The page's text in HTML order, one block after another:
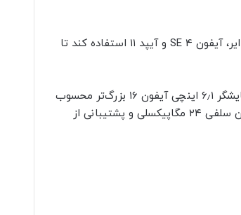
اپل قصد دارد به‌صورت آزمایشی از مودم 5G اختصاصی خود در آیفون ۱۷ ایر، آیفون SE 4 و آیپد ۱۱ استفاده کند تا
ممکن است آیفون ۱۷ دارای نمایشگری به اندازه‌ی ۶٫۳ اینچ باشد که از نمایشگر ۶٫۱ اینچی آیفون ۱۶ بزرگ‌تر محسوب
می‌شود. انتظار می‌رود این دستگاه از دوربین اصلی ۴۸ مگاپیکسلی، دوربین سلفی ۲۴ مگاپیکسلی و پشتیبانی از